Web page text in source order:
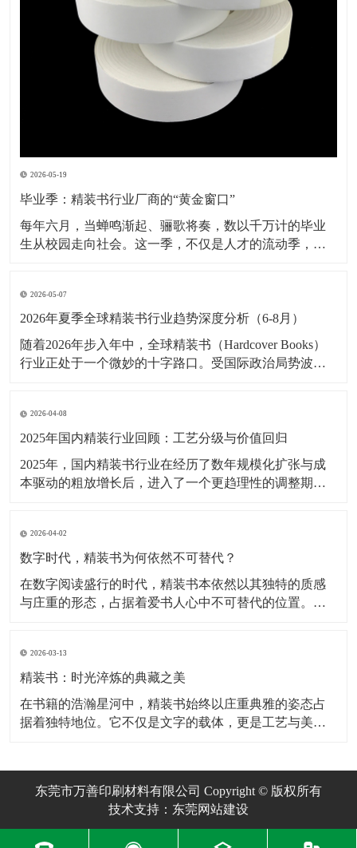
2026-05-19
毕业季：精装书行业厂商的“黄金窗口”
每年六月，当蝉鸣渐起、骊歌将奏，数以千万计的毕业
生从校园走向社会。这一季，不仅是人才的流动季，也
班级定制纪念册、荣誉证书封套、校友录典藏本——毕
业季催生出海量的精装需求，其订单规模之大、交付周
期之
2026-05-07
2026年夏季全球精装书行业趋势深度分析（6-8月）
随着2026年步入年中，全球精装书（Hardcover Books）
行业正处于一个微妙的十字路口。受国际政治局势波
现出与往年截然不同的竞争格局。 一、 国际局势与宏观
成本的“拉锯战” 进
2026-04-08
2025年国内精装行业回顾：工艺分级与价值回归
2025年，国内精装书行业在经历了数年规模化扩张与成
本驱动的粗放增长后，进入了一个更趋理性的调整期。
始主动回溯传统工艺细节。整体来看，行业关键词不再
是“更大更厚”，而是“耐用性”与“可辨识的质
2026-04-02
数字时代，精装书为何依然不可替代？
在数字阅读盛行的时代，精装书本依然以其独特的质感
与庄重的形态，占据着爱书人心中不可替代的位置。它
都经历了一场精密而富有诗意的旅程。 精装书的核心魅
力，在于其经得起岁月摩挲的坚固结构。与平装书不同
2026-03-13
精装书：时光淬炼的典藏之美
在书籍的浩瀚星河中，精装书始终以庄重典雅的姿态占
据着独特地位。它不仅是文字的载体，更是工艺与美学
雕琢的典藏基因 精装书的核心魅力在于其繁复而严
东莞市万善印刷材料有限公司 Copyright © 版权所有
技术支持：东莞网站建设